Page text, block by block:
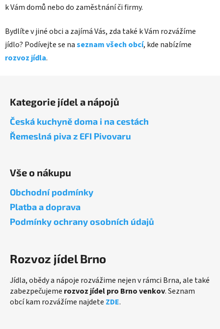
k Vám domů nebo do zaměstnání či firmy.
Bydlíte v jiné obci a zajímá Vás, zda také k Vám rozvážíme
jídlo? Podívejte se naseznam všech obcí, kde nabízíme
rozvoz jídla.
Kategorie jídel a nápojů
Česká kuchyně doma i na cestách
Řemeslná piva z EFI Pivovaru
Vše o nákupu
Obchodní podmínky
Platba a doprava
Podmínky ochrany osobních údajů
Rozvoz jídel Brno
Jídla, obědy a nápoje rozvážime nejen v rámci Brna, ale také
zabezpečujeme rozvoz jídel pro Brno venkov. Seznam
obcí kam rozvážíme najdete ZDE.